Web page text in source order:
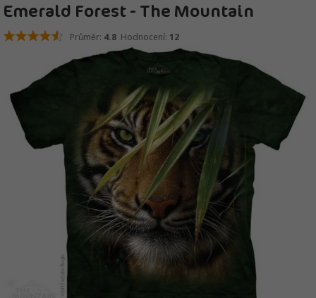
Emerald Forest - The Mountain
Průměr: 4.8 Hodnocení: 12